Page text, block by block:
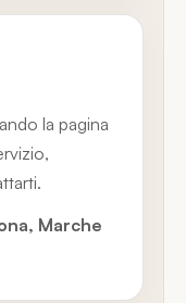
la pagina
Marche